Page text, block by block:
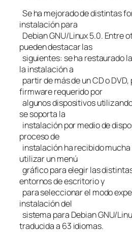
Se ha mejorado de distintas
instalación para
Debian GNU/Linux 5.0. Entre
pueden destacar las
siguientes: se ha restaurado
la instalación a
partir de más de un CD o
firmware requerido por
algunos dispositivos
se soporta la
instalación por medio de
proceso de
instalación ha recibido
utilizar un menú
gráfico para elegir las
entornos de escritorio y
para seleccionar el modo
instalación del
sistema para Debian GNU/
traducida a 63 idiomas.